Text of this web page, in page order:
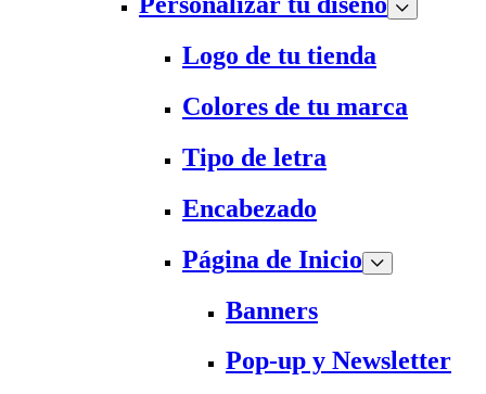
Logo de tu tienda
Colores de tu marca
Tipo de letra
Encabezado
Página de Inicio
Banners
Pop-up y Newsletter